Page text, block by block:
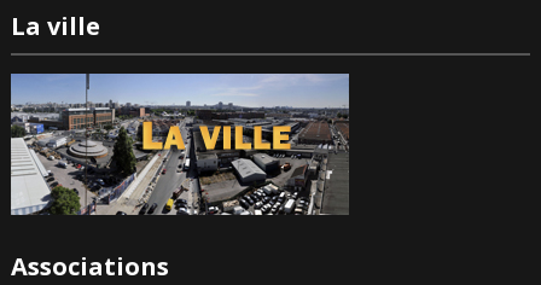
La ville
Associations